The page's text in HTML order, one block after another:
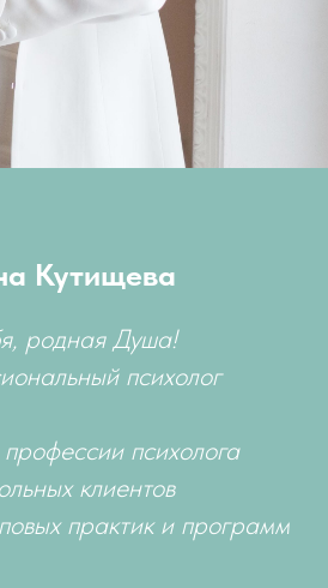
Кутищева
родная Душа!
психолог
психолога
клиентов
практик и программ